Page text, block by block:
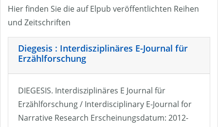
Hier finden Sie die auf Elpub veröffentlichten Reihen
und Zeitschriften
Diegesis : Interdisziplinäres E-Journal für
Erzählforschung
DIEGESIS. Interdisziplinäres E Journal für
Erzählforschung / Interdisciplinary E-Journal for
Narrative Research Erscheinungsdatum: 2012-